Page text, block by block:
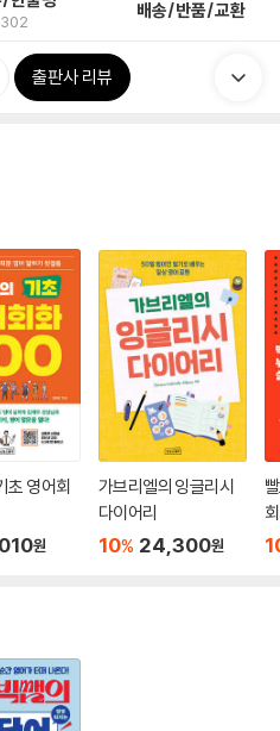
302 배송/반품/교환
출판사 리뷰
초 영어회
원
가브리엘의 잉글리시
다이어리
10% 24,300원